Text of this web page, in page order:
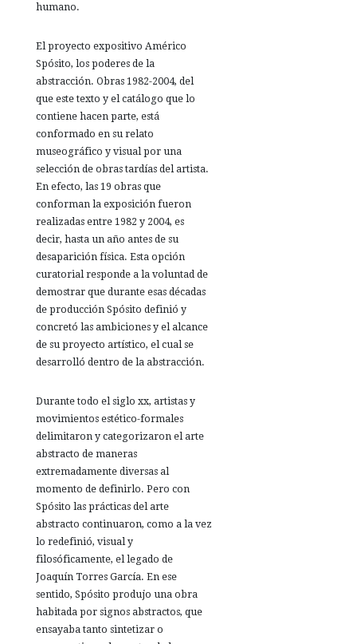
humano.
El proyecto expositivo Américo
Spósito, los poderes de la
abstracción. Obras 1982-2004, del
que este texto y el catálogo que lo
contiene hacen parte, está
conformado en su relato
museográfico y visual por una
selección de obras tardías del artista.
En efecto, las 19 obras que
conforman la exposición fueron
realizadas entre 1982 y 2004, es
decir, hasta un año antes de su
desaparición física. Esta opción
curatorial responde a la voluntad de
demostrar que durante esas décadas
de producción Spósito definió y
concretó las ambiciones y el alcance
de su proyecto artístico, el cual se
desarrolló dentro de la abstracción.
Durante todo el siglo xx, artistas y
movimientos estético-formales
delimitaron y categorizaron el arte
abstracto de maneras
extremadamente diversas al
momento de definirlo. Pero con
Spósito las prácticas del arte
abstracto continuaron, como a la vez
lo redefinió, visual y
filosóficamente, el legado de
Joaquín Torres García. En ese
sentido, Spósito produjo una obra
habitada por signos abstractos, que
ensayaba tanto sintetizar o